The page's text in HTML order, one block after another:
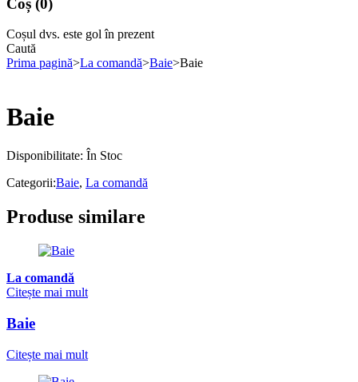
Coș (0)
Coșul dvs. este gol în prezent
Caută
Prima pagină>La comandă>Baie>Baie
Baie
Disponibilitate: În Stoc
Categorii:Baie, La comandă
Produse similare
La comandă
Citește mai mult
Baie
Citește mai mult